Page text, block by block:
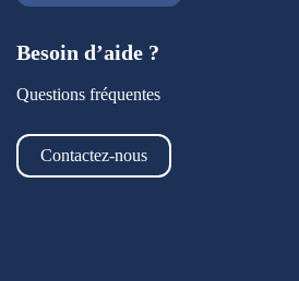
Besoin d’aide ?
Questions fréquentes
Contactez-nous